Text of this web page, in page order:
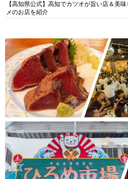
【高知県公式】高知でカツオが旨い店＆美
メのお店を紹介